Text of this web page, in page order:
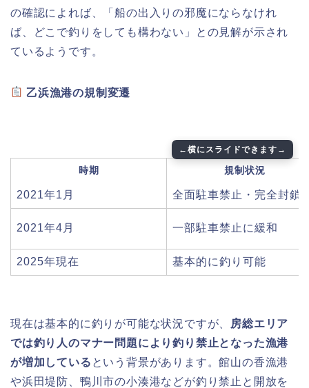
の確認によれば、「船の出入りの邪魔にならなけれ
ば、どこで釣りをしても構わない」との見解が示され
ているようです。
乙浜漁港の規制変遷
時期 規制状況
2021年1月 全面駐車禁止・完全封鎖
2021年4月 一部駐車禁止に緩和
2025年現在 基本的に釣り可能
現在は基本的に釣りが可能な状況ですが、
房総エリア
では釣り人のマナー問題により釣り禁止となった漁港
が増加している という背景があります。館山の香漁港
や浜田堤防、鴨川市の小湊港などが釣り禁止と開放を